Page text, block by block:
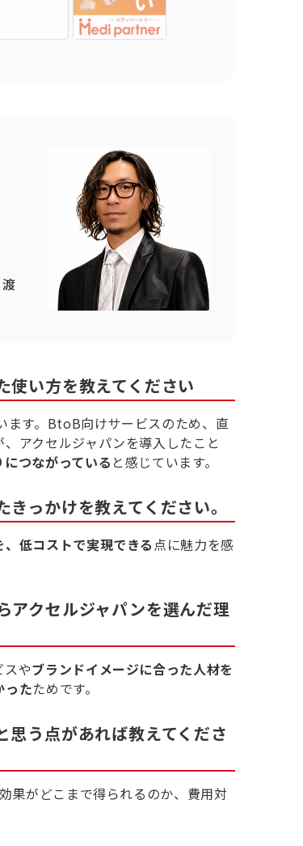
使い方を教えてください
ます。BtoB向けサービスのため、直
アクセルジャパンを導入したこと
つながっている と感じています。
っかけを教えてください。
、低コストで実現できる点に魅力を感
アクセルジャパンを選んだ理
やブランドイメージに合った人材を
ったためです。
思う点があれば教えてくださ
果がどこまで得られるのか、費用対